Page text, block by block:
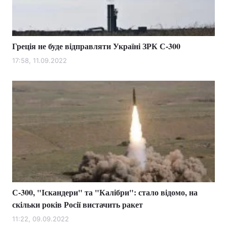
Головна Війна
Україна
Економіка Світ
Наука
Техно і зв'язок Лайт
Інциденти
Здоров'я Туризм
Цікавинки Погода
Екологія
Греція не буде відправляти Україні ЗРК С-300
17:58, 11.09.2022
С-300, "Іскандери" та "Калібри": стало відомо, на
скільки років Росії вистачить ракет
11:22, 09.09.2022